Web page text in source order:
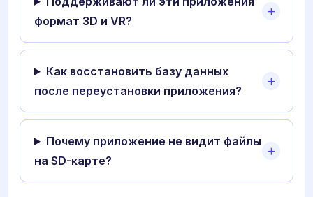
формат 3D и VR?
Как восстановить базу данных
после переустановки приложения?
Почему приложение не видит файлы
на SD-карте?